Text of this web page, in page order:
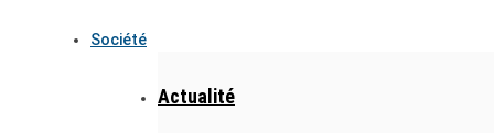
Société
Actualité